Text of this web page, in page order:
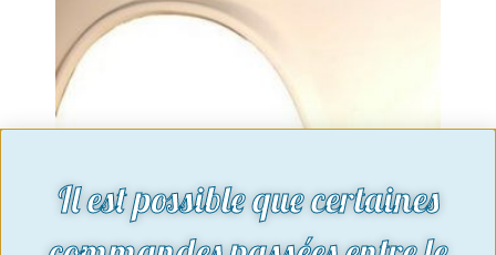
Il est possible que certaines